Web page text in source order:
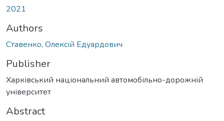
2021
Authors
Ставенко, Олексій Едуардович
Publisher
Харківський національний автомобільно-дорожній
університет
Abstract